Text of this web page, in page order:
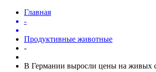
Главная
-
Продуктивные животные
-
В Германии выросли цены на живых